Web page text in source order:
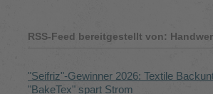
RSS-Feed bereitgestellt von:
"Seifriz"-Gewinner 2026: Textile
"BakeTex" spart Strom